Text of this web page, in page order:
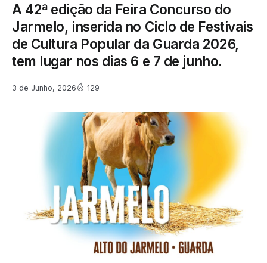
A 42ª edição da Feira Concurso do
Jarmelo, inserida no Ciclo de Festivais
de Cultura Popular da Guarda 2026,
tem lugar nos dias 6 e 7 de junho.
3 de Junho, 2026 129